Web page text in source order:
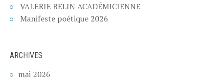
VALERIE BELIN ACADÉMICIENNE
Manifeste poétique 2026
ARCHIVES
mai 2026